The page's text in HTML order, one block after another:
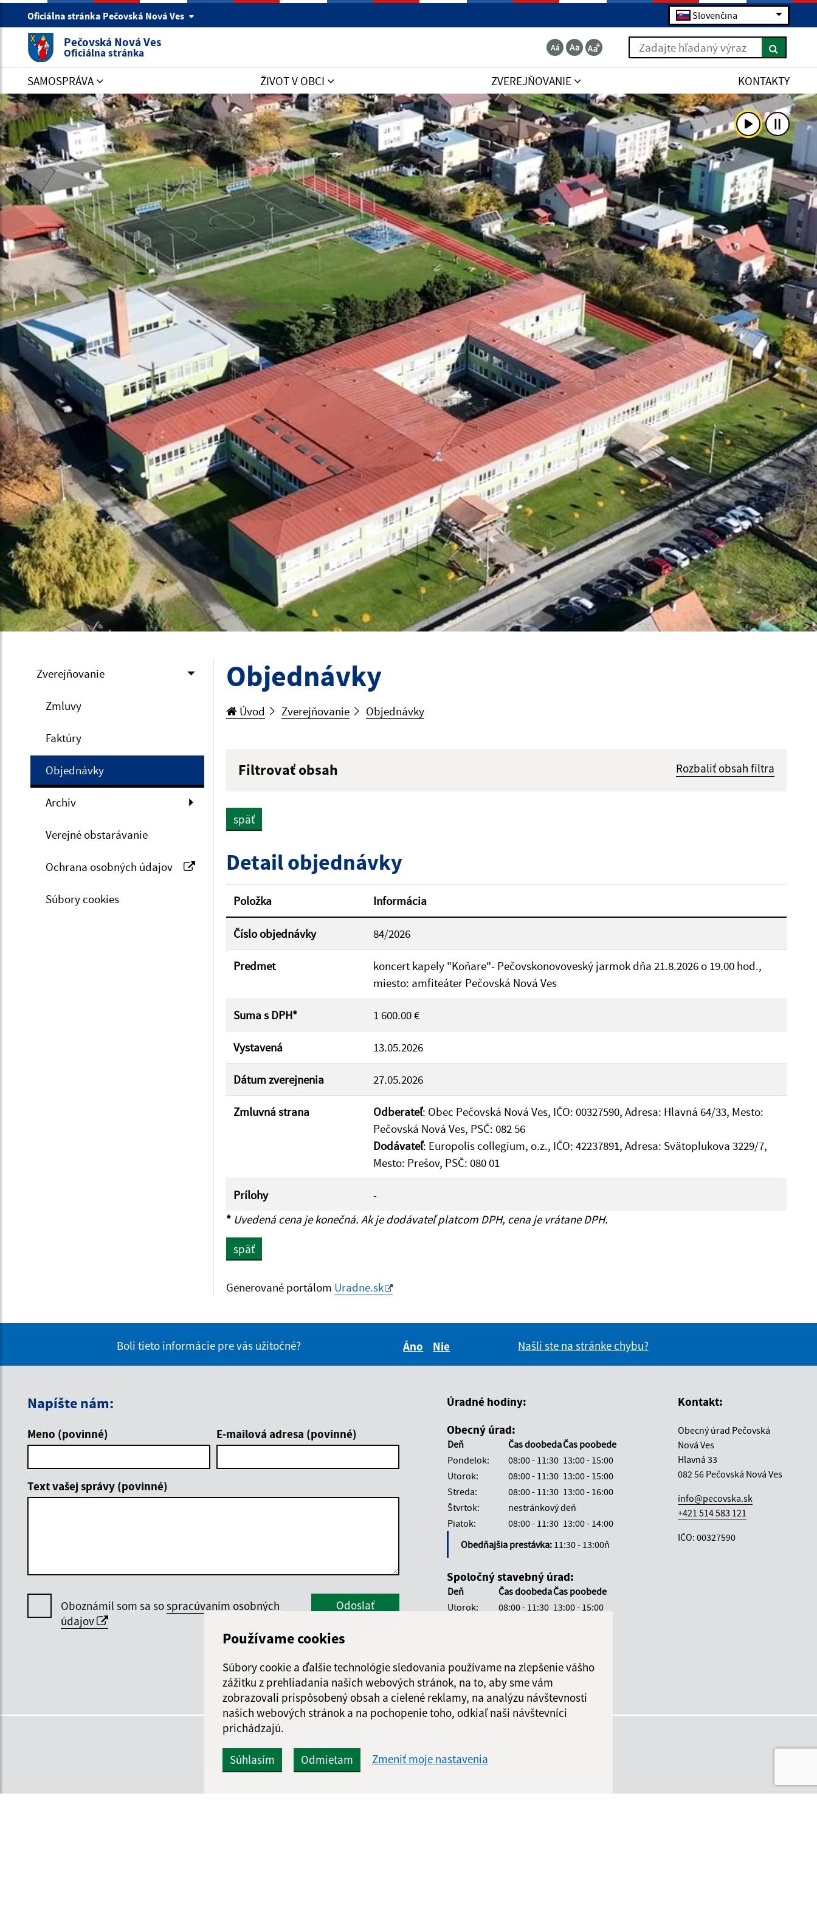
Používame cookies
Súbory cookie a ďalšie technológie sledovania používame na zlepšenie vášho
zážitku z prehliadania našich webových stránok, na to, aby sme vám
zobrazovali prispôsobený obsah a cielené reklamy, na analýzu návštevnosti
našich webových stránok a na pochopenie toho, odkiaľ naši návštevníci
prichádzajú.
Súhlasím Odmietam Zmeniť moje nastavenia
Oficiálna stránka Pečovská Nová Ves Slovenčina
Pečovská Nová Ves
Oficiálna stránka
Zadajte hľadaný výraz
SAMOSPRÁVA ŽIVOT V OBCI ZVEREJŇOVANIE KONTAKTY
Zverejňovanie
Zmluvy
Faktúry
Objednávky
Archív
Verejné obstarávanie
Ochrana osobných údajov
Súbory cookies
Objednávky
Úvod Zverejňovanie Objednávky
Filtrovať obsah
Rozbaliť obsah filtra
Suma od:
Filtrovať Reset
späť
Detail objednávky
Položka Informácia
Číslo objednávky 84/2026
Predmet
koncert kapely "Koňare"- Pečovskonovoveský jarmok dňa 21.8.2026 o 19.00 hod.,
miesto: amfiteáter Pečovská Nová Ves
Suma s DPH* 1 600.00 €
Vystavená 13.05.2026
Dátum zverejnenia 27.05.2026
Zmluvná strana Odberateľ: Obec Pečovská Nová Ves, IČO: 00327590, Adresa: Hlavná 64/33, Mesto:
Pečovská Nová Ves, PSČ: 082 56
Dodávateľ: Europolis collegium, o.z., IČO: 42237891, Adresa: Svätoplukova 3229/7,
Mesto: Prešov, PSČ: 080 01
Prílohy
-
* Uvedená cena je konečná. Ak je dodávateľ platcom DPH, cena je vrátane DPH.
späť
Generované portálom Uradne.sk
Boli tieto informácie pre vás užitočné?
Áno
Nie
Našli ste na stránke chybu?
Napíšte nám:
Meno (povinné) E-mailová adresa (povinné)
Text vašej správy (povinné)
Oboznámil som sa sospracúvaním osobných
údajov
Google reCaptcha Response
Odoslať
Úradné hodiny:
Obecný úrad:
Deň Čas doobedaČas poobede
Pondelok:
08:00 - 11:30 13:00 - 15:00
Utorok:
08:00 - 11:30 13:00 - 15:00
Streda:
08:00 - 11:30 13:00 - 16:00
Štvrtok:
nestránkový deň
Piatok:
08:00 - 11:30 13:00 - 14:00
Obedňajšia prestávka: 11:30 - 13:00ň
Spoločný stavebný úrad:
Deň Čas doobedaČas poobede
Utorok:
08:00 - 11:30 13:00 - 15:00
Obedňajšia prestávka:
11:30 - 13:00
Kontakt:
Obecný úrad Pečovská
Nová Ves
Hlavná 33
082 56 Pečovská Nová Ves
info@pecovska.sk
+421 514 583 121
IČO: 00327590